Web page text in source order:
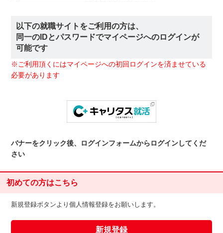
以下の就職サイトをご利用の方は、
同一のIDとパスワードでマイページへのログインが
可能です
※ご利用頂くにはマイページへの初回ログインを済ませている
必要があります
バナーをクリック後、ログインフォームからログインしてくだ
さい
初めての方はこちら
新規登録ボタンより個人情報登録をお願いします。